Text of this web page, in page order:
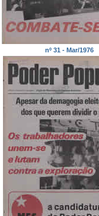
nº 31 - Mar/1976